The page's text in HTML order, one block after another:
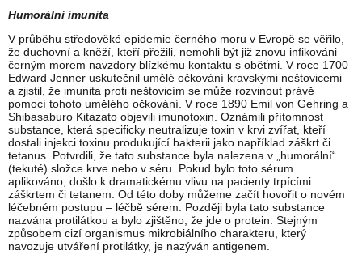
Humorální imunita
V průběhu středověké epidemie černého moru v Evropě se věřilo,
že duchovní a kněží, kteří přežili, nemohli být již znovu infikováni
černým morem navzdory blízkému kontaktu s oběťmi. V roce 1700
Edward Jenner uskutečnil umělé očkování kravskými neštovicemi
a zjistil, že imunita proti neštovicím se může rozvinout právě
pomocí tohoto umělého očkování. V roce 1890 Emil von Gehring a
Shibasaburo Kitazato objevili imunotoxin. Oznámili přítomnost
substance, která specificky neutralizuje toxin v krvi zvířat, kteří
dostali injekci toxinu produkující bakterii jako například záškrt či
tetanus. Potvrdili, že tato substance byla nalezena v „humorální“
(tekuté) složce krve nebo v séru. Pokud bylo toto sérum
aplikováno, došlo k dramatickému vlivu na pacienty trpícími
záškrtem či tetanem. Od této doby můžeme začít hovořit o novém
léčebném postupu – léčbě sérem. Později byla tato substance
nazvána protilátkou a bylo zjištěno, že jde o protein. Stejným
způsobem cizí organismus mikrobiálního charakteru, který
navozuje utváření protilátky, je nazýván antigenem.